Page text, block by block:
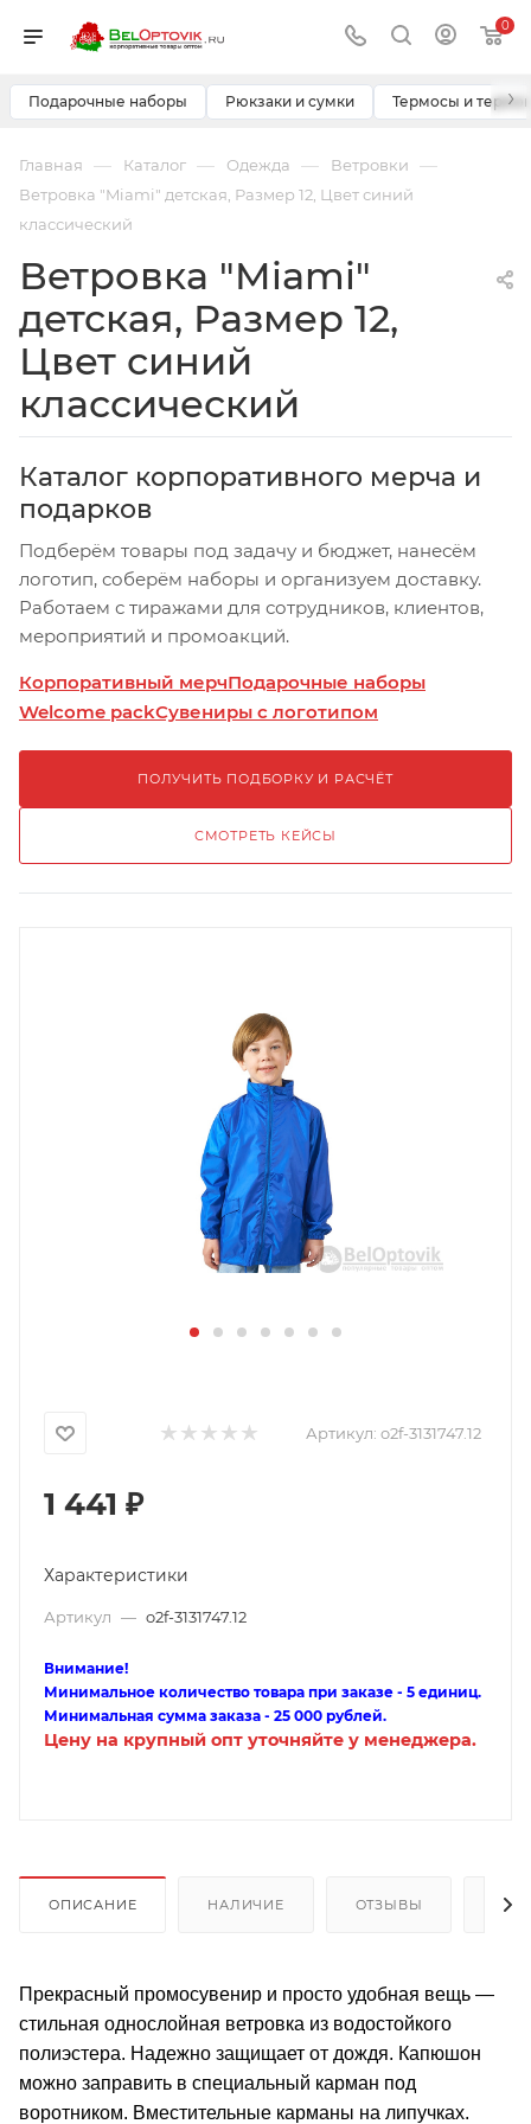
0
Подарочные наборы Рюкзаки и сумки Термосы и ›
Главная — Каталог — Одежда — Ветровки —
Ветровка "Miami" детская, Размер 12, Цвет синий
классический
Ветровка "Miami"
детская, Размер 12,
Цвет синий
классический
Каталог корпоративного мерча и
подарков
Подберём товары под задачу и бюджет, нанесём
логотип, соберём наборы и организуем доставку.
Работаем с тиражами для сотрудников, клиентов,
мероприятий и промоакций.
Корпоративный мерчПодарочные наборы
Welcome packСувениры с логотипом
ПОЛУЧИТЬ ПОДБОРКУ И РАСЧЁТ
СМОТРЕТЬ КЕЙСЫ
Артикул: o2f-3131747.12
1 441 ₽
Характеристики
Артикул — o2f-3131747.12
Внимание!
Минимальное количество товара при заказе - 5 единиц.
Минимальная сумма заказа - 25 000 рублей.
Цену на крупный опт уточняйте у менеджера.
ОПИСАНИЕ НАЛИЧИЕ ОТЗЫВЫ
Прекрасный промосувенир и просто удобная вещь —
стильная однослойная ветровка из водостойкого
полиэстера. Надежно защищает от дождя. Капюшон
можно заправить в специальный карман под
воротником. Вместительные карманы на липучках.